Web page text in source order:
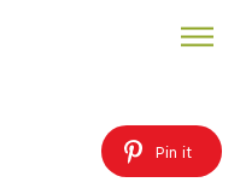
Pin it